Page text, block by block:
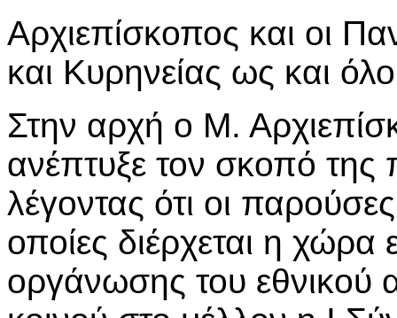
Αρχιεπίσκοπος και οι
και Κυρηνείας ως και
Στην αρχή ο Μ.
ανέπτυξε τον σκοπό
λέγοντας ότι οι παρούσες
οποίες διέρχεται η
οργάνωσης του εθνικού